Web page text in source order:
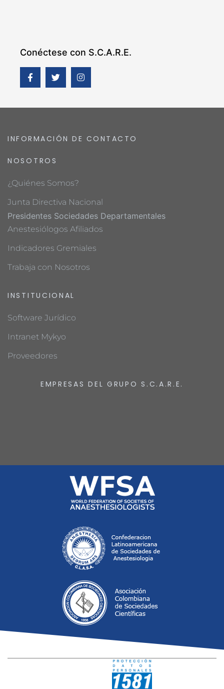
Conéctese con S.C.A.R.E.
INFORMACIÓN DE CONTACTO
NOSOTROS
¿Quiénes Somos?
Junta Directiva Nacional
Presidentes Sociedades Departamentales
Anestesiólogos Afiliados
Indicadores Gremiales
Trabaja con Nosotros
INSTITUCIONAL
Software Jurídico
Intranet Mykyo
Proveedores
EMPRESAS DEL GRUPO S.C.A.R.E.